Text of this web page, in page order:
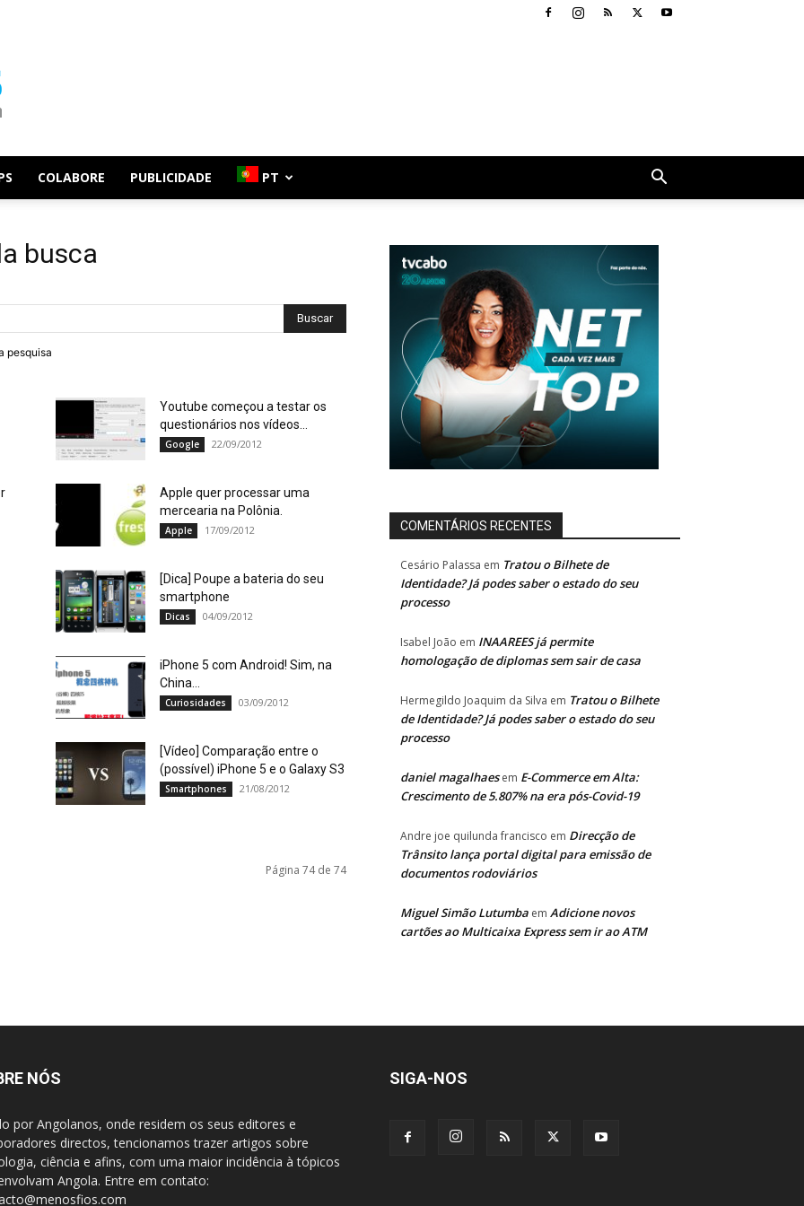
COLABORE PUBLICIDADE PT
busca
pesquisa
Youtube começou a testar os
questionários nos vídeos…
Google 22/09/2012
Apple quer processar uma
mercearia na Polônia.
Apple 17/09/2012
[Dica] Poupe a bateria do seu
smartphone
Dicas 04/09/2012
iPhone 5 com Android! Sim, na
China…
Curiosidades 03/09/2012
[Vídeo] Comparação entre o
(possível) iPhone 5 e o Galaxy S3
Smartphones 21/08/2012
Página 74 de 74
COMENTÁRIOS RECENTES
Cesário Palassa em Tratou o Bilhete de
Identidade? Já podes saber o estado do seu
processo
Isabel João em INAAREES já permite
homologação de diplomas sem sair de casa
Hermegildo Joaquim da Silva em Tratou o Bilhete
de Identidade? Já podes saber o estado do seu
processo
daniel magalhaesem E-Commerce em Alta:
Crescimento de 5.807% na era pós-Covid-19
Andre joe quilunda francisco em Direcção de
Trânsito lança portal digital para emissão de
documentos rodoviários
Miguel Simão Lutumba em Adicione novos
cartões ao Multicaixa Express sem ir ao ATM
NÓS
por Angolanos, onde residem os seus editores e
directos, tencionamos trazer artigos sobre
ciência e afins, com uma maior incidência à tópicos
Angola. Entre em contato:
SIGA-NOS